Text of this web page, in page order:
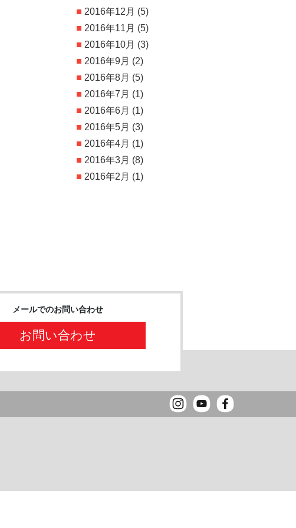
2016年12月 (5)
2016年11月 (5)
2016年10月 (3)
2016年9月 (2)
2016年8月 (5)
2016年7月 (1)
2016年6月 (1)
2016年5月 (3)
2016年4月 (1)
2016年3月 (8)
2016年2月 (1)
メールでのお問い合わせ
お問い合わせ